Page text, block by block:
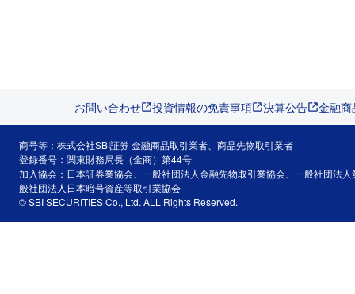
お問い合わせ 投資情報の免責事項 決算公告 金融
商号等：株式会社SBI証券 金融商品取引業者、商品先物取引業者
登録番号：関東財務局長（金商）第44号
加入協会：日本証券業協会、一般社団法人金融先物取引業協会、一般社団法
般社団法人日本暗号資産等取引業協会
© SBI SECURITIES Co., Ltd. ALL Rights Reserved.